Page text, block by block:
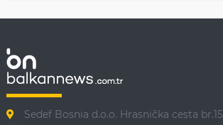
Sedef Bosnia d.o.o. Hrasnička cesta br.15